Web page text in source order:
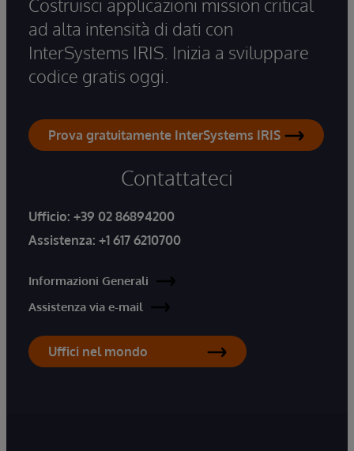
Costruisci applicazioni mission critical
ad alta intensità di dati con
InterSystems IRIS. Inizia a sviluppare
codice gratis oggi.
Prova gratuitamente InterSystems IRIS
Contattateci
Ufficio: +39 02 86894200
Assistenza: +1 617 6210700
Informazioni Generali
Assistenza via e-mail
Uffici nel mondo